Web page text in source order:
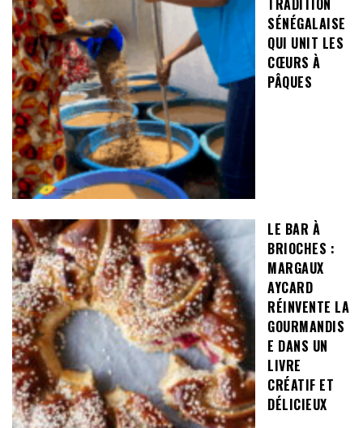
TRADITION
SÉNÉGALAISE
QUI UNIT LES
CŒURS À
PÂQUES
LE BAR À
BRIOCHES :
MARGAUX
AYCARD
RÉINVENTE LA
GOURMANDIS
E DANS UN
LIVRE
CRÉATIF ET
DÉLICIEUX